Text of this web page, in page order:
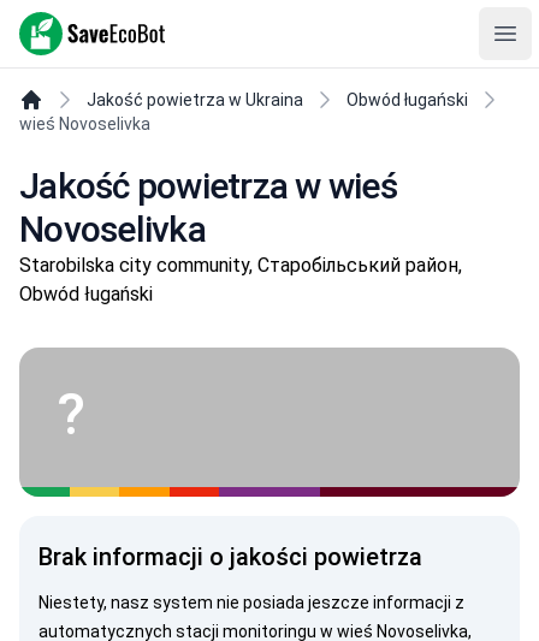
SaveEcoBot
Jakość powietrza w Ukraina
Obwód ługański
wieś Novoselivka
Jakość powietrza w wieś
Novoselivka
Starobilska city community, Старобільський район,
Obwód ługański
?
Brak informacji o jakości powietrza
Niestety, nasz system nie posiada jeszcze informacji z
automatycznych stacji monitoringu w wieś Novoselivka,